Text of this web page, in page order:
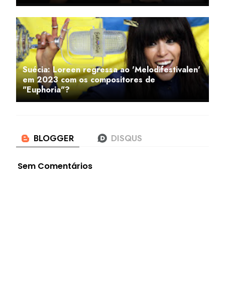
Suécia: Loreen regressa ao 'Melodifestivalen'
em 2023 com os compositores de
"Euphoria"?
Sem Comentários